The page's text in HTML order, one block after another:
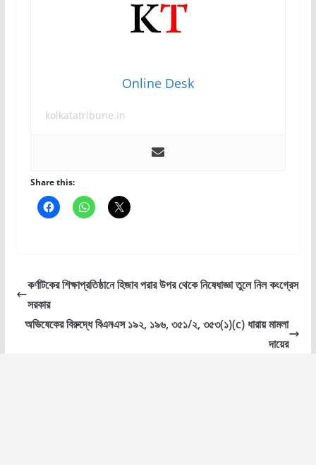
Online Desk
kolkatatribune.in
Share this:
কর্ণাটকের শিক্ষাপ্রতিষ্ঠানে হিজাব পরার উপর থেকে নিষেধাজ্ঞা তুলে নিল কংগ্রেস
সরকার
অভিষেকের বিরুদ্ধে বিএনএস ১৯২, ১৯৬, ৩৫১/২, ৩৫৩(১)(c) ধারায় মামলা
দায়ের